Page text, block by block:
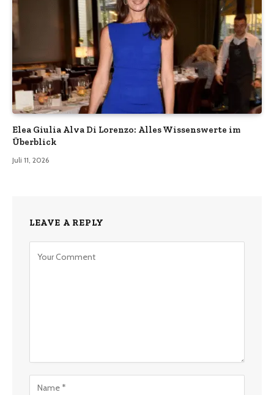
Elea Giulia Alva Di Lorenzo: Alles Wissenswerte im
Überblick
Juli 11, 2026
LEAVE A REPLY